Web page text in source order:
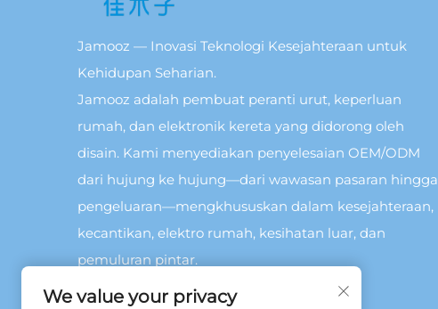
Jamooz — Inovasi Teknologi Kesejahteraan untuk
Kehidupan Seharian.
Jamooz adalah pembuat peranti urut, keperluan
rumah, dan elektronik kereta yang didorong oleh
disain. Kami menyediakan penyelesaian OEM/ODM
dari hujung ke hujung—dari wawasan pasaran hingga
pengeluaran—mengkhususkan dalam kesejahteraan,
kecantikan, elektro rumah, kesihatan luar, dan
pemuluran pintar.
We value your privacy